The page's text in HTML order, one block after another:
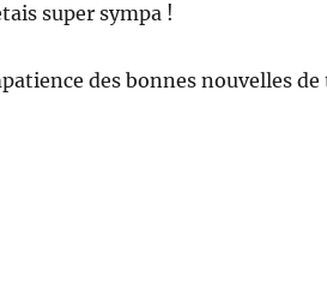
super sympa !
des bonnes nouvelles